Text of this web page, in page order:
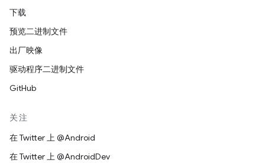
下载
预览二进制文件
出厂映像
驱动程序二进制文件
GitHub
关注
在 Twitter 上 @Android
在 Twitter 上 @AndroidDev